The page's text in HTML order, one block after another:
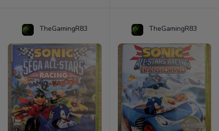
TheGamingR83 TheGamingR83